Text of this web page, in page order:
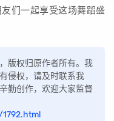
们一起享受这场舞蹈盛
版权归原作者所有。我
侵权，请及时联系我
勤创作，欢迎大家监督